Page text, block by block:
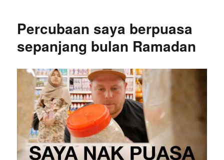
Percubaan saya berpuasa
sepanjang bulan Ramadan